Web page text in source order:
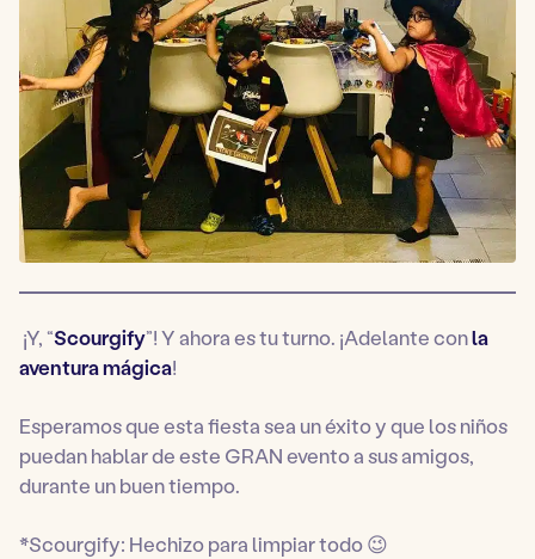
¡Y, “Scourgify”! Y ahora es tu turno. ¡Adelante conla
aventura mágica!
Esperamos que esta fiesta sea un éxito y que los niños
puedan hablar de este GRAN evento a sus amigos,
durante un buen tiempo.
*Scourgify: Hechizo para limpiar todo 😉